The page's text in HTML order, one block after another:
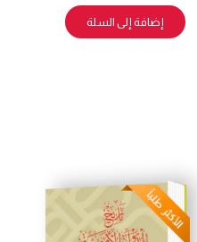
إضافة إلى السلة